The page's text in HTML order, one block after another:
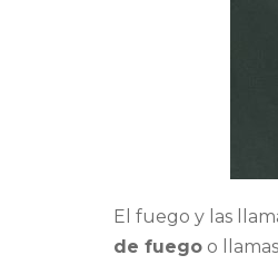
El fuego y las
de fuego o